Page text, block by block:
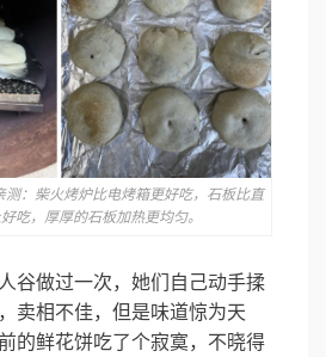
测：柴火烤炉比电烤箱更好吃，石板比直
吃，厚厚的石板加热更均匀。
谷做过一次，她们自己动手揉
卖相不佳，但是味道惊为天
的鲜花饼吃了个寂寞，不晓得